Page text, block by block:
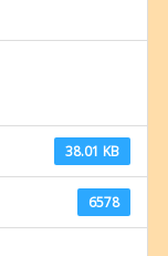
38.01 KB
6578